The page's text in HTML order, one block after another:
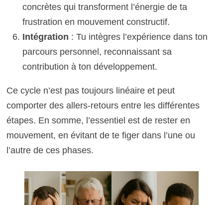
concrètes qui transforment l’énergie de ta
frustration en mouvement constructif.
Intégration : Tu intègres l’expérience dans ton
parcours personnel, reconnaissant sa
contribution à ton développement.
Ce cycle n’est pas toujours linéaire et peut
comporter des allers-retours entre les différentes
étapes. En somme, l’essentiel est de rester en
mouvement, en évitant de te figer dans l’une ou
l’autre de ces phases.